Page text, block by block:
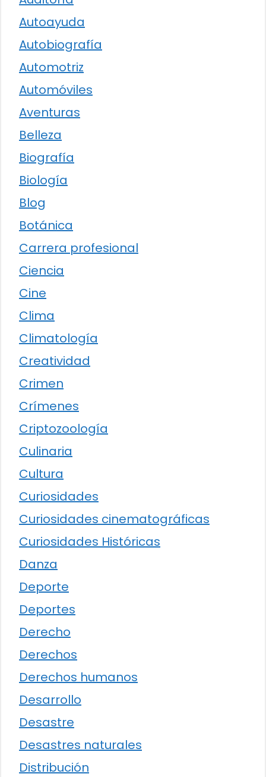
Autoayuda
Autobiografía
Automotriz
Automóviles
Aventuras
Belleza
Biografía
Biología
Blog
Botánica
Carrera profesional
Ciencia
Cine
Clima
Climatología
Creatividad
Crimen
Crímenes
Criptozoología
Culinaria
Cultura
Curiosidades
Curiosidades cinematográficas
Curiosidades Históricas
Danza
Deporte
Deportes
Derecho
Derechos
Derechos humanos
Desarrollo
Desastre
Desastres naturales
Distribución